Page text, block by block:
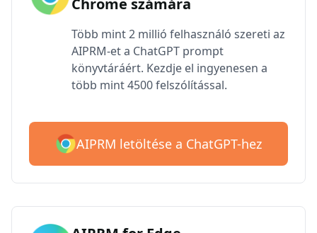
Chrome számára
Több mint 2 millió felhasználó szereti az
AIPRM-et a ChatGPT prompt
könyvtáráért. Kezdje el ingyenesen a
több mint 4500 felszólítással.
AIPRM letöltése a ChatGPT-hez